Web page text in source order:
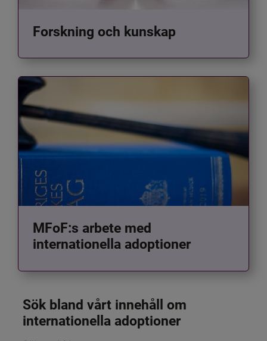
Forskning och kunskap
MFoF:s arbete med
internationella adoptioner
Sök bland vårt innehåll om
internationella adoptioner